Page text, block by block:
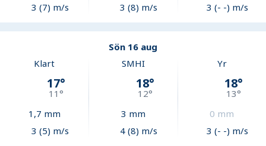
3 (7) m/s
3 (8) m/s
3 (- -) m/s
Sön 16 aug
Klart
17°
11°
1,7 mm
3 (5) m/s
SMHI
18°
12°
3 mm
4 (8) m/s
Yr
18°
13°
0 mm
3 (- -) m/s